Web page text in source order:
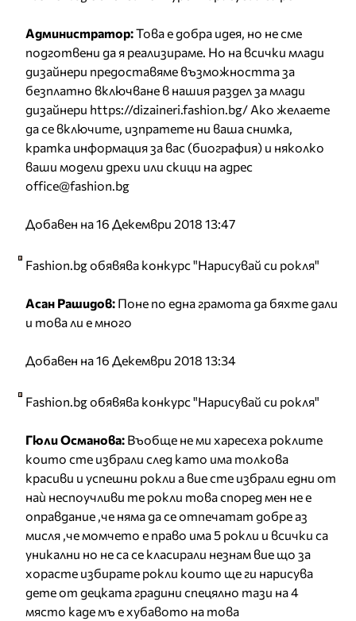
Администратор:Това е добра идея, но не сме
подготвени да я реализираме. Но на всички млади
дизайнери предоставяме възможността за
безплатно включване в нашия раздел за млади
дизайнери https://dizaineri.fashion.bg/ Ако желаете
да се включите, изпратете ни ваша снимка,
кратка информация за вас (биография) и няколко
ваши модели дрехи или скици на адрес
office@fashion.bg
Добавен на 16 Декември 2018 13:47
Fashion.bg обявява конкурс "Нарисувай си рокля"
Асан Рашидов: Поне по една грамота да бяхте дали
и това ли е много
Добавен на 16 Декември 2018 13:34
Fashion.bg обявява конкурс "Нарисувай си рокля"
Гюли Османова: Въобще не ми харесеха роклите
които сте избрали след като има толкова
красиви и успешни рокли а вие сте избрали едни от
наѝ неспоучливи те рокли това според мен не е
оправдание ,че няма да се отпечатат добре аз
мисля ,че момчето е право има 5 рокли и всички са
уникални но не са се класирали незнам вие що за
хорасте избирате рокли които ще ги нарисува
дете от децката градини спецялно тази на 4
място каде мъ е хубавото на това